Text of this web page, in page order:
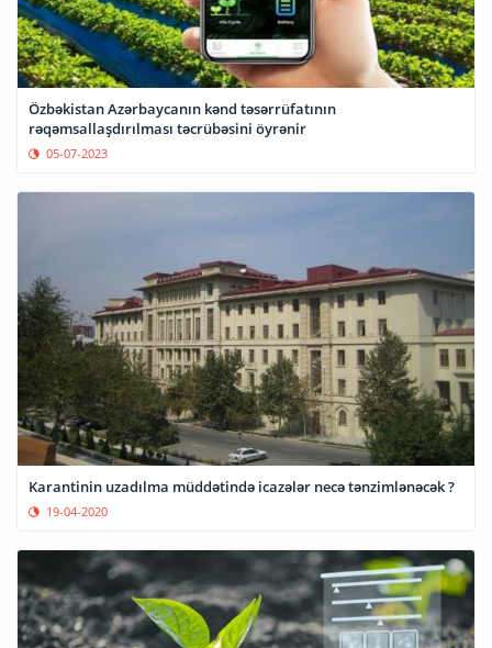
Özbəkistan Azərbaycanın kənd təsərrüfatının
rəqəmsallaşdırılması təcrübəsini öyrənir
05-07-2023
Karantinin uzadılma müddətində icazələr necə tənzimlənəcək ?
19-04-2020